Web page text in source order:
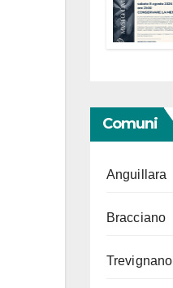
Comuni
Anguillara
Bracciano
Trevignano